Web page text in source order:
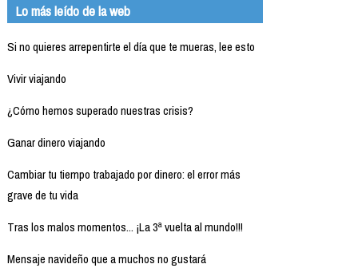
Lo más leído de la web
Si no quieres arrepentirte el día que te mueras, lee esto
Vivir viajando
¿Cómo hemos superado nuestras crisis?
Ganar dinero viajando
Cambiar tu tiempo trabajado por dinero: el error más
grave de tu vida
Tras los malos momentos... ¡La 3ª vuelta al mundo!!!
Mensaje navideño que a muchos no gustará